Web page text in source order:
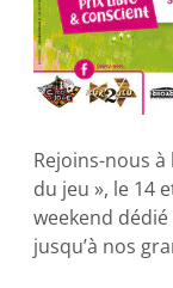
Rejoins-nous
du jeu », le 14
weekend
jusqu’à nos